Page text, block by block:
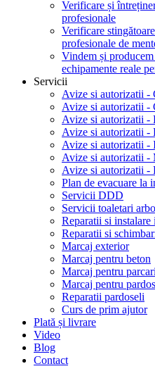
Verificare și
profesionale
Verificare
profesionale de
Vindem și
echipamente reale
Servicii
Avize si autorizatii -
Avize si autorizatii -
Avize si autorizatii -
Avize si autorizatii -
Avize si autorizatii -
Avize si autorizatii -
Avize si autorizatii -
Plan de evacuare la
Servicii DDD
Servicii toaletari
Reparatii si instalare
Reparatii si
Marcaj exterior
Marcaj pentru beton
Marcaj pentru parcari
Marcaj pentru
Reparatii pardoseli
Curs de prim ajutor
Plată și livrare
Video
Blog
Contact